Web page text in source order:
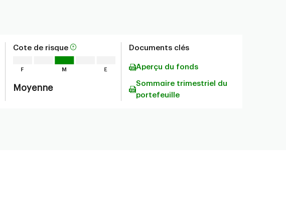
Cote de risque
Moyenne
Documents clés
Aperçu du fonds
Sommaire trimestriel du
portefeuille